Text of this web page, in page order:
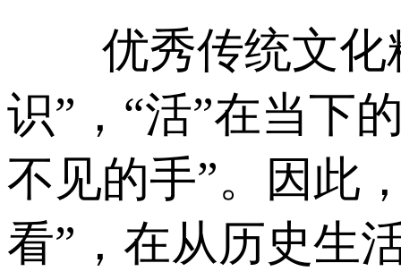
优秀传统文化
识”，“活”在当下
不见的手”。因此
看”，在从历史生